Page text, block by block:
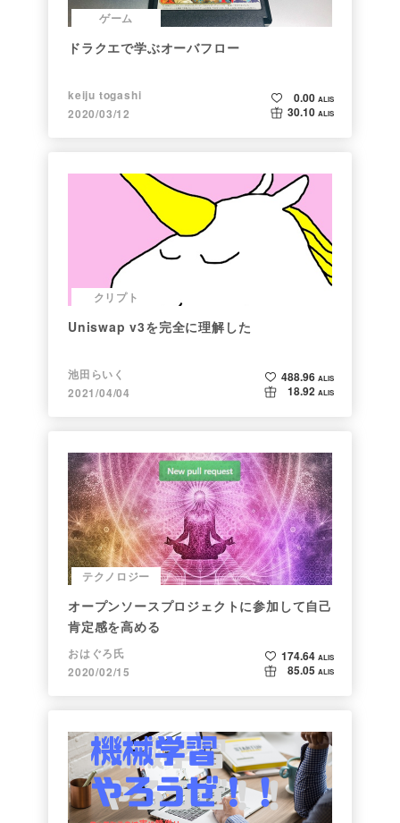
ゲーム
ドラクエで学ぶオーバフロー
keiju togashi
2020/03/12
0.00 ALIS
30.10 ALIS
クリプト
Uniswap v3を完全に理解した
池田らいく
2021/04/04
488.96 ALIS
18.92 ALIS
テクノロジー
オープンソースプロジェクトに参加して自己
肯定感を高める
おはぐろ氏
2020/02/15
174.64 ALIS
85.05 ALIS